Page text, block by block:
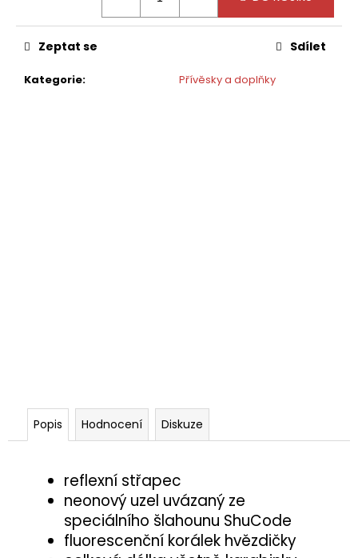
Kategorie: Přívěsky a doplňky
Zeptat se Sdílet
Popis Hodnocení Diskuze
reflexní střapec
neonový uzel uvázaný ze
speciálního šlahounu ShuCode
fluorescenční korálek hvězdičky